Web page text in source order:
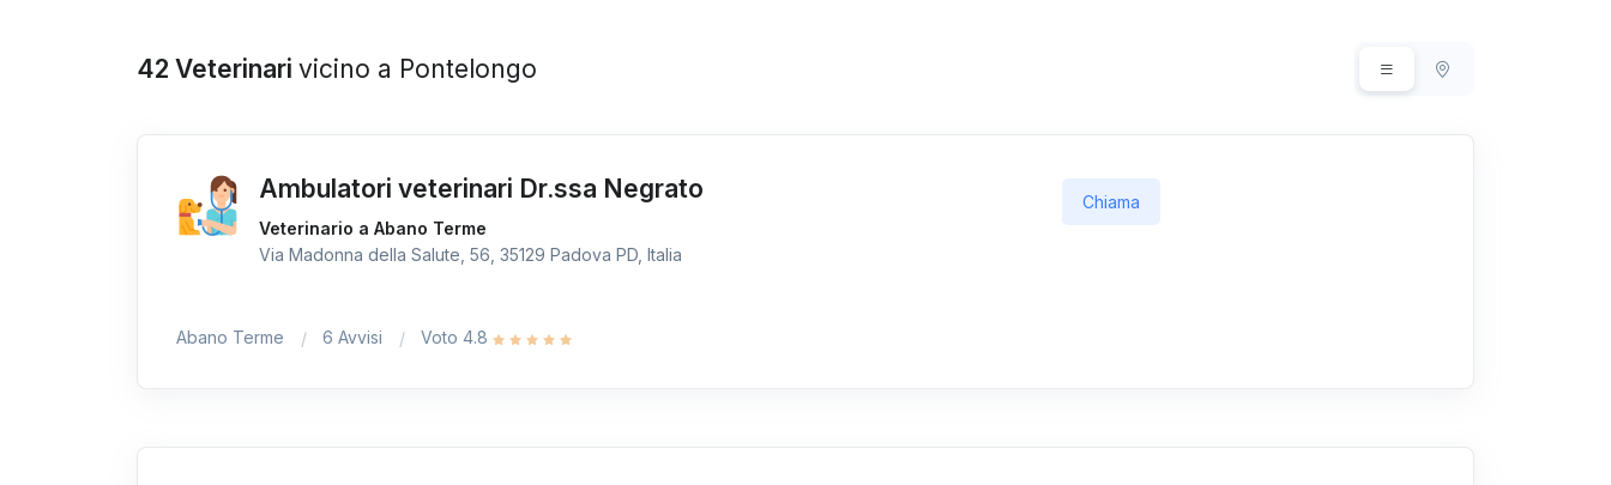
42 Veterinari vicino a Pontelongo
Ambulatori veterinari Dr.ssa Negrato
Veterinario a Abano Terme
Via Madonna della Salute, 56, 35129 Padova PD, Italia
Chiama
Abano Terme 6 Avvisi Voto 4.8